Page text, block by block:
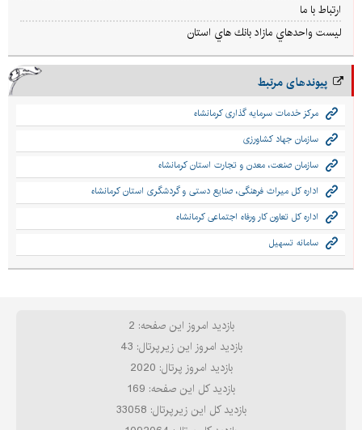
ارتباط با ما
ليست واحدهاي مازاد بانك هاي استان
پیوندهای مرتبط
مرکز خدمات سرمایه گذاری کرمانشاه
سازمان جهاد کشاورزی
سازمان صنعت، معدن و تجارت استان کرمانشاه
اداره کل میراث فرهنگی، صنایع دستی و گردشگری استان کرمانشاه
اداره کل تعاون کار ورفاه اجتماعی کرمانشاه
سامانه تسهیل
بازدید امروز این صفحه: 2
بازدید امروز این زیرپرتال: 43
بازدید امروز پرتال: 2020
بازدید کل این صفحه: 169
بازدید کل این زیرپرتال: 33058